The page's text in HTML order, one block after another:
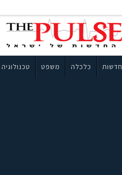
חדשות כלכלה משפט טכנולוגיה